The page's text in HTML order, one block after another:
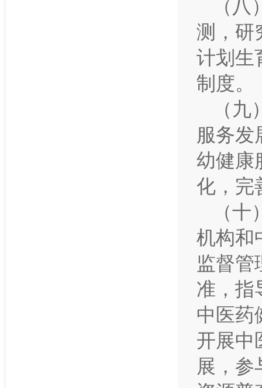
测，研
计划生
制度。
（
服务
幼健康
化，完
（
机构和
监督
准，指
中医药
开展中
展，